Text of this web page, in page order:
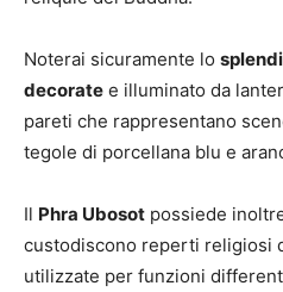
Noterai sicuramente lo
decorate e illuminato da
pareti che rappresentano
tegole di porcellana blu e
Il Phra Ubosot possiede
custodiscono reperti religiosi
utilizzate per funzioni